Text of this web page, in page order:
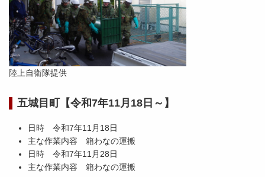
陸上自衛隊提供
五城目町【令和7年11月18日～】
日時 令和7年11月18日
主な作業内容 箱わなの運搬
日時 令和7年11月28日
主な作業内容 箱わなの運搬